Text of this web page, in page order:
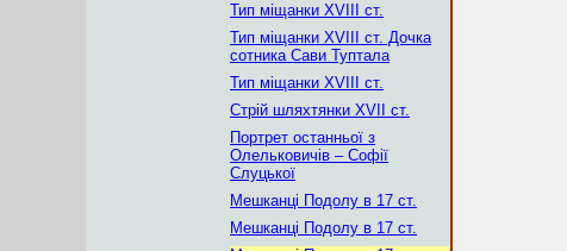
Тип міщанки XVIII ст.
Тип міщанки XVIII ст. Дочка
сотника Сави Туптала
Тип міщанки XVIIІ ст.
Стрій шляхтянки XVII ст.
Портрет останньої з
Олельковичів – Софії
Слуцької
Мешканці Подолу в 17 ст.
Мешканці Подолу в 17 ст.